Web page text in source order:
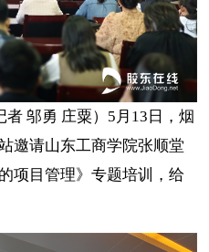
者 邬勇 庄粟）5月13日，烟
邀请山东工商学院张顺堂
项目管理》专题培训，给